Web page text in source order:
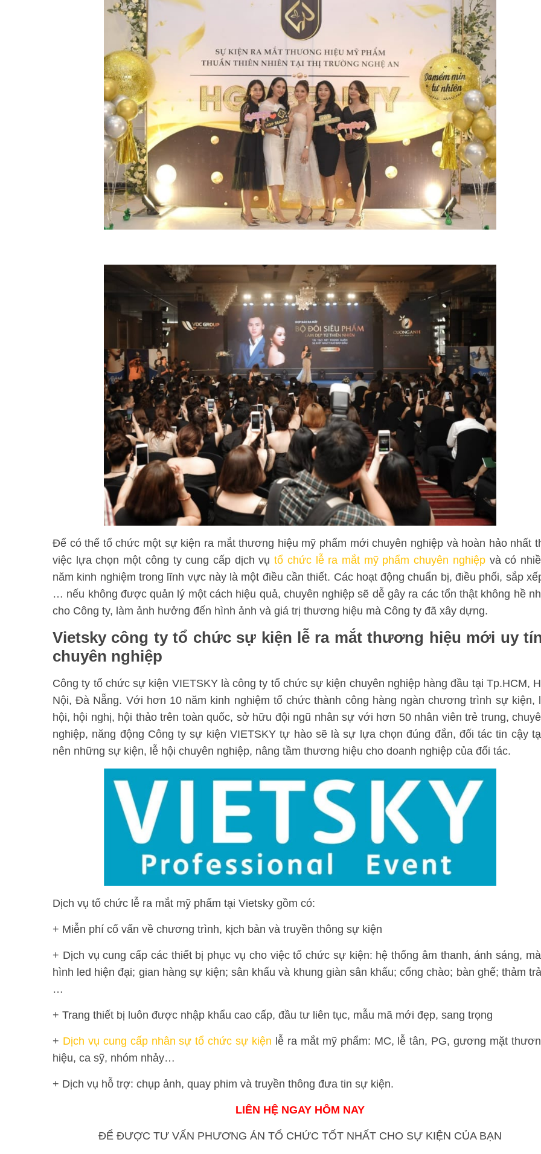
Để có thể tổ chức một sự kiện ra mắt thương hiệu mỹ phẩm mới chuyên nghiệp và hoàn hảo nhất
việc lựa chọn một công ty cung cấp dịch vụtổ chức lễ ra mắt mỹ phẩm chuyên nghiệpvà có
năm kinh nghiệm trong lĩnh vực này là một điều cần thiết. Các hoạt động chuẩn bị, điều phối, sắp
… nếu không được quản lý một cách hiệu quả, chuyên nghiệp sẽ dễ gây ra các tổn thật không hề
cho Công ty, làm ảnh hưởng đến hình ảnh và giá trị thương hiệu mà Công ty đã xây dựng.
Vietsky công ty tổ chức sự kiện lễ ra mắt thương hiệu mới uy
chuyên nghiệp
Công ty tổ chức sự kiện VIETSKY là công ty tổ chức sự kiện chuyên nghiệp hàng đầu tại Tp.HCM,
Nội, Đà Nẵng. Với hơn 10 năm kinh nghiệm tổ chức thành công hàng ngàn chương trình sự kiện,
hội, hội nghị, hội thảo trên toàn quốc, sở hữu đội ngũ nhân sự với hơn 50 nhân viên trẻ trung,
nghiệp, năng động Công ty sự kiện VIETSKY tự hào sẽ là sự lựa chọn đúng đắn, đối tác tin cậy
nên những sự kiện, lễ hội chuyên nghiệp, nâng tầm thương hiệu cho doanh nghiệp của đối tác.
Dịch vụ tổ chức lễ ra mắt mỹ phẩm tại Vietsky gồm có:
+ Miễn phí cố vấn về chương trình, kịch bản và truyền thông sự kiện
+ Dịch vụ cung cấp các thiết bị phục vụ cho việc tổ chức sự kiện: hệ thống âm thanh, ánh sáng,
hình led hiện đại; gian hàng sự kiện; sân khấu và khung giàn sân khấu; cổng chào; bàn ghế; thảm
…
+ Trang thiết bị luôn được nhập khẩu cao cấp, đầu tư liên tục, mẫu mã mới đẹp, sang trọng
+ Dịch vụ cung cấp nhân sự tổ chức sự kiện lễ ra mắt mỹ phẩm: MC, lễ tân, PG, gương mặt
hiệu, ca sỹ, nhóm nhảy…
+ Dịch vụ hỗ trợ: chụp ảnh, quay phim và truyền thông đưa tin sự kiện.
LIÊN HỆ NGAY HÔM NAY
ĐỂ ĐƯỢC TƯ VẤN PHƯƠNG ÁN TỔ CHỨC TỐT NHẤT CHO SỰ KIỆN CỦA BẠN